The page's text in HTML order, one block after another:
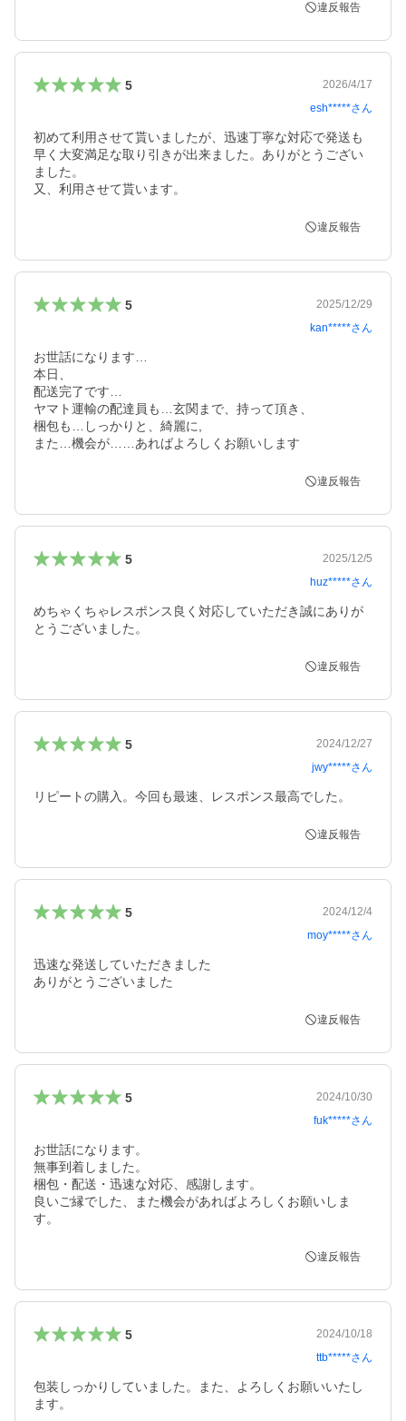
違反報告
5
2026/4/17
esh*****さん
初めて利用させて貰いましたが、迅速丁寧な対応で発送も
早く大変満足な取り引きが出来ました。ありがとうござい
ました。
又、利用させて貰います。
違反報告
5
2025/12/29
kan*****さん
お世話になります…
本日、
配送完了です…
ヤマト運輸の配達員も…玄関まで、持って頂き、
梱包も…しっかりと、綺麗に,
また…機会が……あればよろしくお願いします
違反報告
5
2025/12/5
huz*****さん
めちゃくちゃレスポンス良く対応していただき誠にありが
とうございました。
違反報告
5
2024/12/27
jwy*****さん
リピートの購入。今回も最速、レスポンス最高でした。
違反報告
5
2024/12/4
moy*****さん
迅速な発送していただきました
ありがとうございました
違反報告
5
2024/10/30
fuk*****さん
お世話になります。
無事到着しました。
梱包・配送・迅速な対応、感謝します。
良いご縁でした、また機会があればよろしくお願いしま
す。
違反報告
5
2024/10/18
ttb*****さん
包装しっかりしていました。また、よろしくお願いいたし
ます。